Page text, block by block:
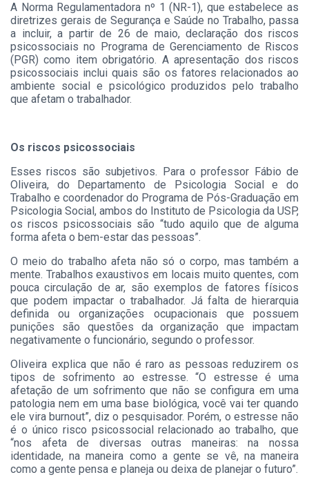
A Norma Regulamentadora nº 1 (NR-1), que estabelece as
diretrizes gerais de Segurança e Saúde no Trabalho, passa
a incluir, a partir de 26 de maio, declaração dos riscos
psicossociais no Programa de Gerenciamento de Riscos
(PGR) como item obrigatório. A apresentação dos riscos
psicossociais inclui quais são os fatores relacionados ao
ambiente social e psicológico produzidos pelo trabalho
que afetam o trabalhador.
Os riscos psicossociais
Esses riscos são subjetivos. Para o professor Fábio de
Oliveira, do Departamento de Psicologia Social e do
Trabalho e coordenador do Programa de Pós-Graduação em
Psicologia Social, ambos do Instituto de Psicologia da USP,
os riscos psicossociais são “tudo aquilo que de alguma
forma afeta o bem-estar das pessoas”.
O meio do trabalho afeta não só o corpo, mas também a
mente. Trabalhos exaustivos em locais muito quentes, com
pouca circulação de ar, são exemplos de fatores físicos
que podem impactar o trabalhador. Já falta de hierarquia
definida ou organizações ocupacionais que possuem
punições são questões da organização que impactam
negativamente o funcionário, segundo o professor.
Oliveira explica que não é raro as pessoas reduzirem os
tipos de sofrimento ao estresse. “O estresse é uma
afetação de um sofrimento que não se configura em uma
patologia nem em uma base biológica, você vai ter quando
ele vira burnout”, diz o pesquisador. Porém, o estresse não
é o único risco psicossocial relacionado ao trabalho, que
“nos afeta de diversas outras maneiras: na nossa
identidade, na maneira como a gente se vê, na maneira
como a gente pensa e planeja ou deixa de planejar o futuro”.